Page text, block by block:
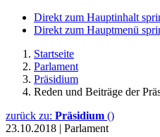
Direkt zum Hauptinhalt
Direkt zum Hauptmenü
Startseite
Parlament
Präsidium
Reden und Beiträge der
zurück zu: Präsidium ()
23.10.2018 | Parlament